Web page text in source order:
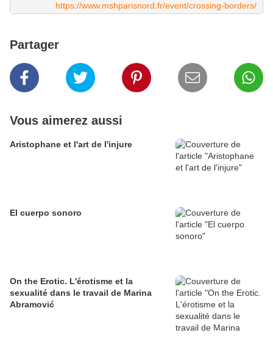
https://www.mshparisnord.fr/event/crossing-borders/
Partager
Vous aimerez aussi
Aristophane et l'art de l'injure
El cuerpo sonoro
On the Erotic. L'érotisme et la
sexualité dans le travail de Marina
Abramović